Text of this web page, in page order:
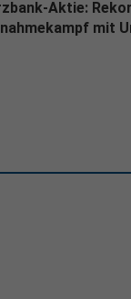
Aktie:
mit